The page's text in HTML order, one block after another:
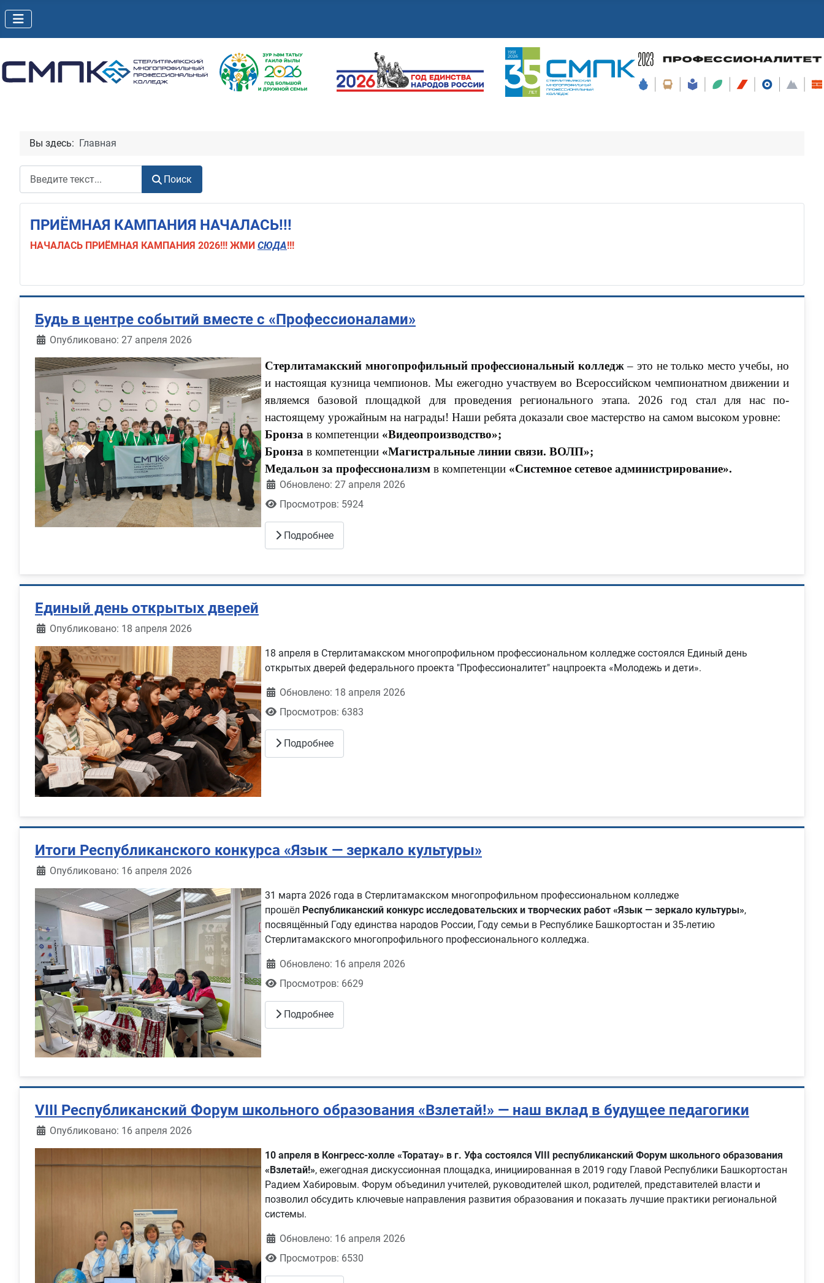
Вы здесь: Главная
Поиск
ПРИЁМНАЯ КАМПАНИЯ НАЧАЛАСЬ!!!
НАЧАЛАСЬ ПРИЁМНАЯ КАМПАНИЯ 2026!!! ЖМИ СЮДА!!!
Будь в центре событий вместе с «Профессионалами»
Информация о материале
Опубликовано: 27 апреля 2026
Стерлитамакский многопрофильный профессиональный колледж– это не только место учебы, но
и настоящая кузница чемпионов. Мы ежегодно участвуем во Всероссийском чемпионатном движении и
являемся базовой площадкой для проведения регионального этапа. 2026 год стал для нас по-
настоящему урожайным на награды! Наши ребята доказали свое мастерство на самом высоком уровне:
Бронза в компетенции «Видеопроизводство»;
Бронзав компетенции «Магистральные линии связи. ВОЛП»;
Медальон за профессионализмв компетенции «Системное сетевое администрирование».
Обновлено: 27 апреля 2026
Просмотров: 5924
Подробнее
Единый день открытых дверей
Информация о материале
Опубликовано: 18 апреля 2026
18 апреля в Стерлитамакском многопрофильном профессиональном колледже состоялся Единый день
открытых дверей федерального проекта "Профессионалитет" нацпроекта «Молодежь и дети».
Обновлено: 18 апреля 2026
Просмотров: 6383
Подробнее
Итоги Республиканского конкурса «Язык — зеркало культуры»
Информация о материале
Опубликовано: 16 апреля 2026
31 марта 2026 года в Стерлитамакском многопрофильном профессиональном колледже
прошёл Республиканский конкурс исследовательских и творческих работ «Язык — зеркало культуры»,
посвящённый Году единства народов России, Году семьи в Республике Башкортостан и 35‑летию
Стерлитамакского многопрофильного профессионального колледжа.
Обновлено: 16 апреля 2026
Просмотров: 6629
Подробнее
VIII Республиканский Форум школьного образования «Взлетай!» — наш вклад в будущее педагогики
Информация о материале
Опубликовано: 16 апреля 2026
10 апреля в Конгресс‑холле «Торатау» в г. Уфа состоялся VIII республиканский Форум школьного образования
«Взлетай!», ежегодная дискуссионная площадка, инициированная в 2019 году Главой Республики Башкортостан
Радием Хабировым. Форум объединил учителей, руководителей школ, родителей, представителей власти и
позволил обсудить ключевые направления развития образования и показать лучшие практики региональной
системы.
Обновлено: 16 апреля 2026
Просмотров: 6530